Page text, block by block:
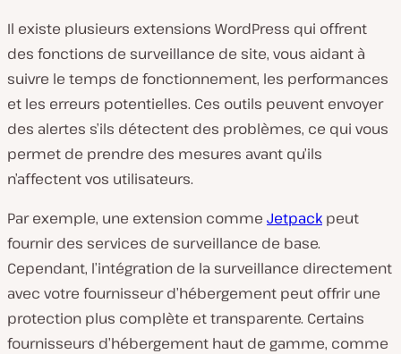
Il existe plusieurs extensions WordPress qui offrent
des fonctions de surveillance de site, vous aidant à
suivre le temps de fonctionnement, les performances
et les erreurs potentielles. Ces outils peuvent envoyer
des alertes s’ils détectent des problèmes, ce qui vous
permet de prendre des mesures avant qu’ils
n’affectent vos utilisateurs.
Par exemple, une extension comme Jetpack peut
fournir des services de surveillance de base.
Cependant, l’intégration de la surveillance directement
avec votre fournisseur d’hébergement peut offrir une
protection plus complète et transparente. Certains
fournisseurs d’hébergement haut de gamme, comme